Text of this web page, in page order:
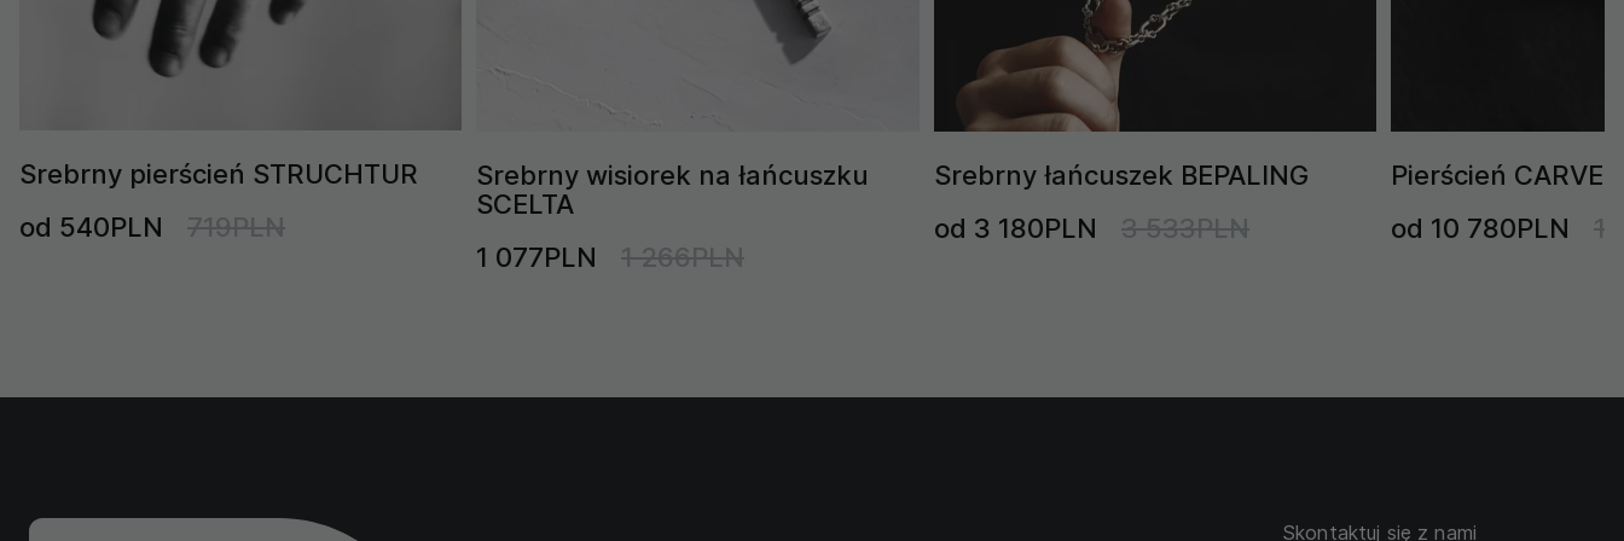
Srebrny pierścień STRUCHTUR
od 540PLN
719PLN
Srebrny wisiorek na łańcuszku
SCELTA
1 077PLN
1 266PLN
Srebrny łańcuszek BEPALING
od 3 180PLN
3 533PLN
Pierścień
od 10 780PLN
Skontaktuj się z nami